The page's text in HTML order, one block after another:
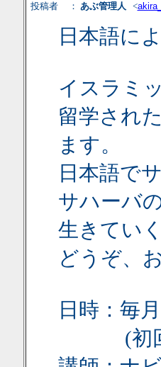
投稿者
： あぶ管理人 <
日本語に
イスラミ
留学され
ます。
日本語で
サハーバ
生きてい
どうぞ、
日時：毎
(初回